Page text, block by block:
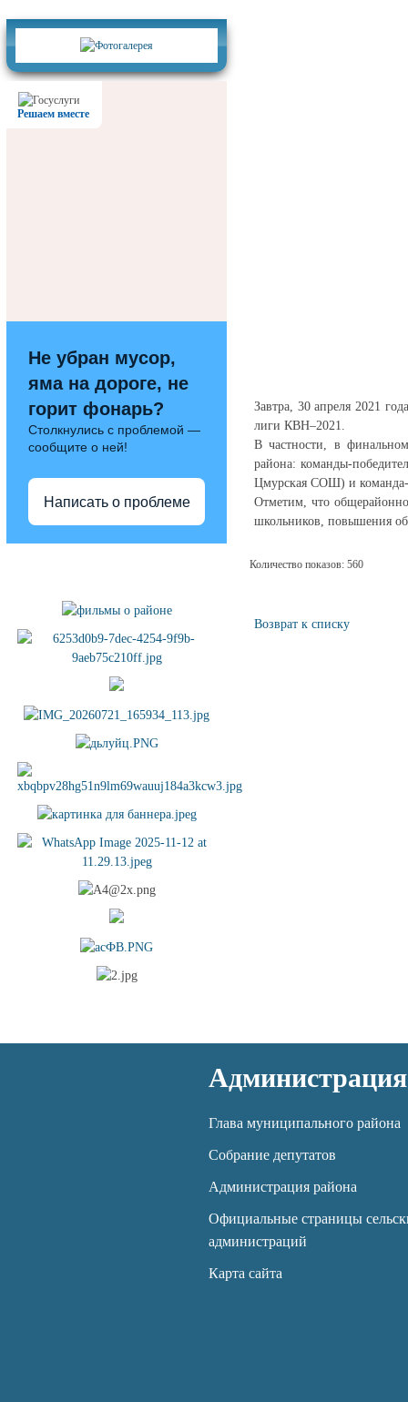
Решаем вместе
Не убран мусор,
яма на дороге, не
горит фонарь?
Столкнулись с проблемой —
сообщите о ней!
Написать о проблеме
Завтра, 30 апреля 2021
лиги КВН–2021.
В частности, в
района: команды-
Цмурская СОШ) и команда-
Отметим, что
школьников, повышения
Количество показов: 560
Возврат к списку
Администрация
Глава муниципального района
Собрание депутатов
Администрация района
Официальные страницы
администраций
Карта сайта